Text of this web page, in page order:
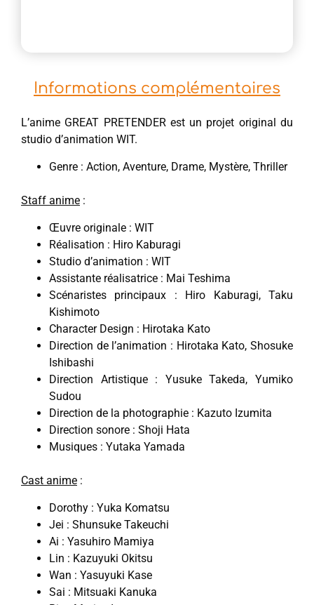
Informations complémentaires
L’anime GREAT PRETENDER est un projet original du
studio d’animation WIT.
Genre : Action, Aventure, Drame, Mystère, Thriller
Staff anime :
Œuvre originale : WIT
Réalisation : Hiro Kaburagi
Studio d’animation : WIT
Assistante réalisatrice : Mai Teshima
Scénaristes principaux : Hiro Kaburagi, Taku
Kishimoto
Character Design : Hirotaka Kato
Direction de l’animation : Hirotaka Kato, Shosuke
Ishibashi
Direction Artistique : Yusuke Takeda, Yumiko
Sudou
Direction de la photographie : Kazuto Izumita
Direction sonore : Shoji Hata
Musiques : Yutaka Yamada
Cast anime :
Dorothy : Yuka Komatsu
Jei : Shunsuke Takeuchi
Ai : Yasuhiro Mamiya
Lin : Kazuyuki Okitsu
Wan : Yasuyuki Kase
Sai : Mitsuaki Kanuka